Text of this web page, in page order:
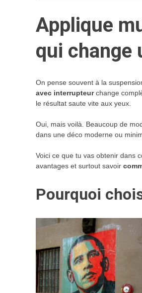
Applique
qui change
On pense souvent à la
avec interrupteurchange
le résultat saute vite aux yeux.
Oui, mais voilà. Beaucoup de
dans une déco moderne ou
Voici ce que tu vas obtenir dans
avantages et surtout savoir
Pourquoi